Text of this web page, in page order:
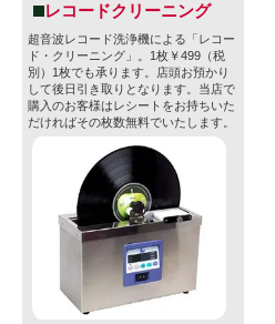
レコードクリーニング
超音波レコード洗浄機による「レコー
ド・クリーニング」。1枚￥499（税
別）1枚でも承ります。店頭お預かり
して後日引き取りとなります。当店で
購入のお客様はレシートをお持ちいた
だければその枚数無料でいたします。